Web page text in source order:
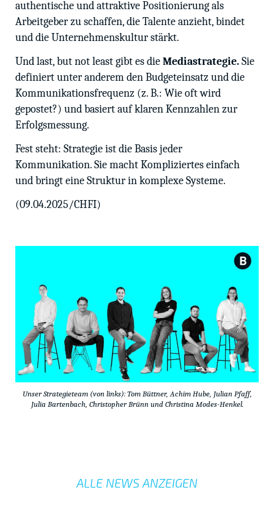
authentische und attraktive Positionierung als
Arbeitgeber zu schaffen, die Talente anzieht, bindet
und die Unternehmenskultur stärkt.
Und last, but not least gibt es dieMediastrategie.Sie
definiert unter anderem den Budgeteinsatz und die
Kommunikationsfrequenz (z. B.: Wie oft wird
gepostet?) und basiert auf klaren Kennzahlen zur
Erfolgsmessung.
Fest steht: Strategie ist die Basis jeder
Kommunikation. Sie macht Kompliziertes einfach
und bringt eine Struktur in komplexe Systeme.
(09.04.2025/CHFI)
Unser Strategieteam (von links): Tom Büttner, Achim Hube, Julian Pfaff,
Julia Bartenbach, Christopher Brünn und Christina Modes-Henkel.
ALLE NEWS ANZEIGEN